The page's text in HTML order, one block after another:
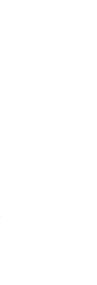
when you
config/
if the